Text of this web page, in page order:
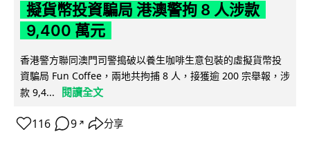
擬貨幣投資騙局 港澳警拘 8 人涉款
9,400 萬元
香港警方聯同澳門司警搗破以養生咖啡生意包裝的虛擬貨幣投
資騙局 Fun Coffee，兩地共拘捕 8 人，接獲逾 200 宗舉報，涉
款 9,4...
閱讀全文
116 9 ↗ 分享